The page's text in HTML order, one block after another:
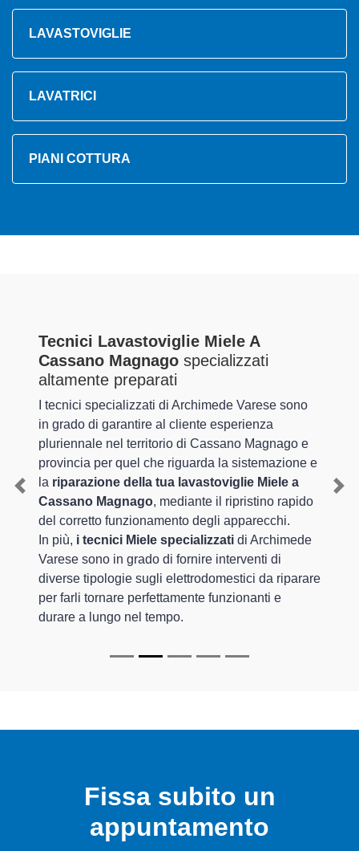
LAVASTOVIGLIE
LAVATRICI
PIANI COTTURA
Tecnici Lavastoviglie Miele A
Cassano Magnago specializzati
altamente preparati
I tecnici specializzati di Archimede Varese sono
in grado di garantire al cliente esperienza
pluriennale nel territorio di Cassano Magnago e
provincia per quel che riguarda la sistemazione e
la riparazione della tua lavastoviglie Miele a
Cassano Magnago, mediante il ripristino rapido
del corretto funzionamento degli apparecchi.
In più, i tecnici Miele specializzati di Archimede
Varese sono in grado di fornire interventi di
diverse tipologie sugli elettrodomestici da riparare
per farli tornare perfettamente funzionanti e
durare a lungo nel tempo.
Previous
Fissa subito un
appuntamento